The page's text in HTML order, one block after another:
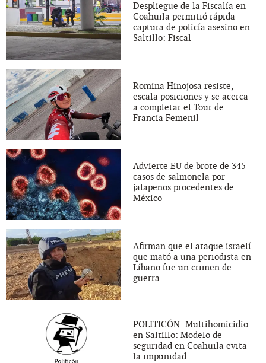
Despliegue de la Fiscalía en
Coahuila permitió rápida
captura de policía asesino en
Saltillo: Fiscal
Romina Hinojosa resiste,
escala posiciones y se acerca
a completar el Tour de
Francia Femenil
Advierte EU de brote de 345
casos de salmonela por
jalapeños procedentes de
México
Afirman que el ataque israelí
que mató a una periodista en
Líbano fue un crimen de
guerra
POLITICÓN: Multihomicidio
en Saltillo: Modelo de
seguridad en Coahuila evita
la impunidad